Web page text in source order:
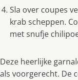
Sla over coupes
krab scheppen.
met snufje
Deze heerlijke
als voorgerecht. De